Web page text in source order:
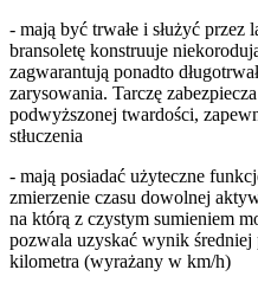
- mają być trwałe i służyć przez
bransoletę konstruuje
zagwarantują ponadto
zarysowania. Tarczę
podwyższonej twardości,
stłuczenia
- mają posiadać użyteczne
zmierzenie czasu dowolnej
na którą z czystym sumieniem
pozwala uzyskać wynik średniej
kilometra (wyrażany w km/h)